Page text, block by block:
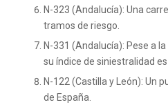
N-323 (Andalucía): Una
tramos de riesgo.
N-331 (Andalucía): Pese a
su índice de siniestralidad es
N-122 (Castilla y León): Un
de España.